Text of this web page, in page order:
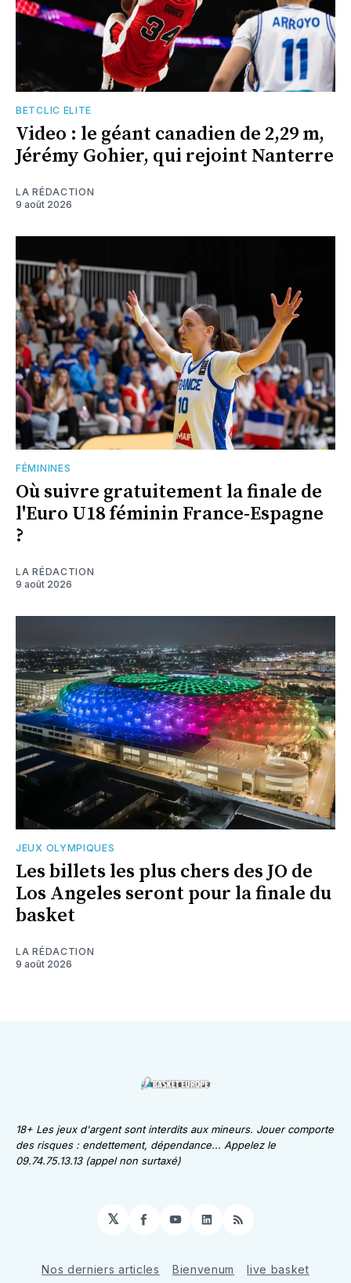
BETCLIC ELITE
Video : le géant canadien de 2,29 m,
Jérémy Gohier, qui rejoint Nanterre
LA RÉDACTION
9 août 2026
FÉMININES
Où suivre gratuitement la finale de
l'Euro U18 féminin France-Espagne
?
LA RÉDACTION
9 août 2026
JEUX OLYMPIQUES
Les billets les plus chers des JO de
Los Angeles seront pour la finale du
basket
LA RÉDACTION
9 août 2026
18+ Les jeux d'argent sont interdits aux mineurs. Jouer comporte
des risques : endettement, dépendance... Appelez le
09.74.75.13.13 (appel non surtaxé)
𝕏 Facebook
YouTube
LinkedIn
RSS
Nos derniers articles Bienvenum
live basket